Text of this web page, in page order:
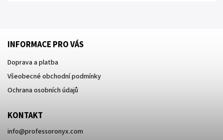
INFORMACE PRO VÁS
Doprava a platba
Všeobecné obchodní podmínky
Ochrana osobních údajů
KONTAKT
info@professoronyx.com